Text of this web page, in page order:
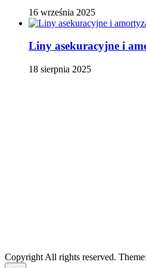
16 września 2025
Liny asekuracyjne i
18 sierpnia 2025
Copyright All rights reserved.